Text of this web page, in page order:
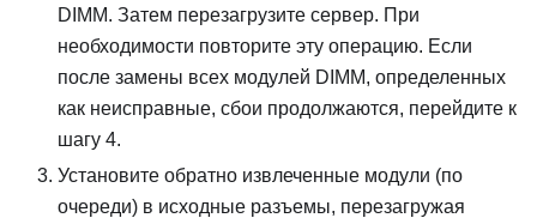
DIMM. Затем перезагрузите сервер. При
необходимости повторите эту операцию. Если
после замены всех модулей DIMM, определенных
как неисправные, сбои продолжаются, перейдите к
шагу 4.
Установите обратно извлеченные модули (по
очереди) в исходные разъемы, перезагружая